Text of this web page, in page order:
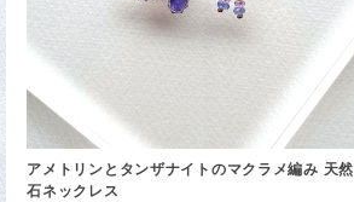
アメトリンとタンザナイトのマクラメ編み 天然
石ネックレス